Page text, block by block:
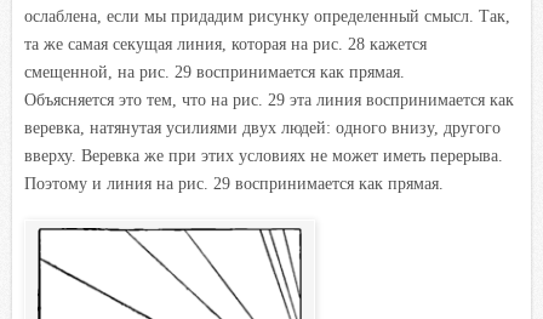
ослаблена, если мы придадим рисунку определенный смысл. Так,
та же самая секущая линия, которая на рис. 28 кажется
смещенной, на рис. 29 воспринимается как прямая.
Объясняется это тем, что на рис. 29 эта линия воспринимается как
веревка, натянутая усилиями двух людей: одного внизу, другого
вверху. Веревка же при этих условиях не может иметь перерыва.
Поэтому и линия на рис. 29 воспринимается как прямая.